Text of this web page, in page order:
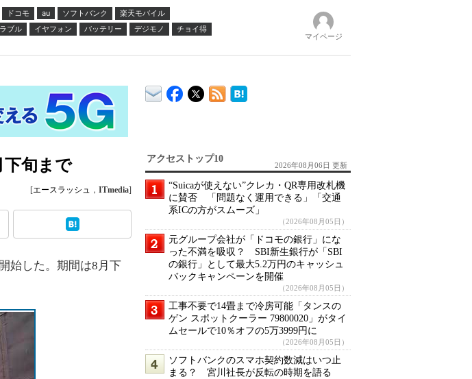
ドコモ au ソフトバンク
楽天モバイル
ブル イヤフォン バッテリー デジモノ
チョイ得
マイページ
下旬まで
[エースラッシュ ， ITmedia]
始した。期間は8月下
アクセストップ10
2026年08月06日 更新
“Suicaが使えない”クレカ・QR専用改札機
に賛否 「問題なく運用できる」「交通
系ICの方がスムーズ」
（2026年08月05日）
元グループ会社が「ドコモの銀行」にな
った不満を吸収？ SBI新生銀行が「SBI
の銀行」として最大5.2万円のキャッシュ
バックキャンペーンを開催
（2026年08月05日）
工事不要で14畳まで冷房可能「タンスの
ゲン スポットクーラー 79800020」がタイ
ムセールで10％オフの5万3999円に
（2026年08月05日）
ソフトバンクのスマホ契約数減はいつ止
まる？ 宮川社長が反転の時期を語る